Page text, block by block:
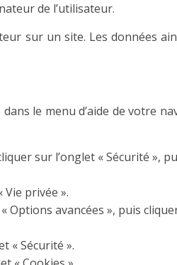
de l’utilisateur.
sur un site. Les données
le menu d’aide de votre
sur l’onglet « Sécurité »,
privée ».
Options avancées », puis
« Sécurité ».